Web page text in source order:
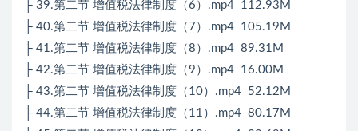
├ 39.第二节 增值税法律制度（6）.mp4 112.93M
├ 40.第二节 增值税法律制度（7）.mp4 105.19M
├ 41.第二节 增值税法律制度（8）.mp4 89.31M
├ 42.第二节 增值税法律制度（9）.mp4 16.00M
├ 43.第二节 增值税法律制度（10）.mp4 52.12M
├ 44.第二节 增值税法律制度（11）.mp4 80.17M